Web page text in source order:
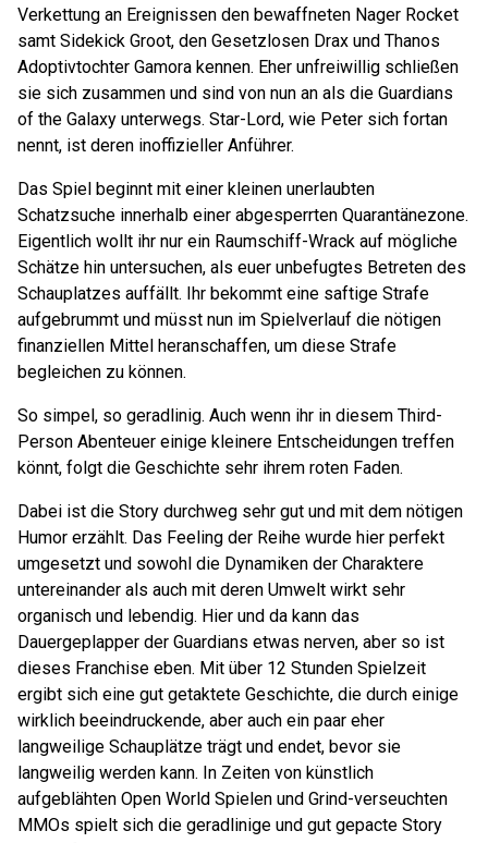
Verkettung an Ereignissen den bewaffneten Nager Rocket
samt Sidekick Groot, den Gesetzlosen Drax und Thanos
Adoptivtochter Gamora kennen. Eher unfreiwillig schließen
sie sich zusammen und sind von nun an als die Guardians
of the Galaxy unterwegs. Star-Lord, wie Peter sich fortan
nennt, ist deren inoffizieller Anführer.
Das Spiel beginnt mit einer kleinen unerlaubten
Schatzsuche innerhalb einer abgesperrten Quarantänezone.
Eigentlich wollt ihr nur ein Raumschiff-Wrack auf mögliche
Schätze hin untersuchen, als euer unbefugtes Betreten des
Schauplatzes auffällt. Ihr bekommt eine saftige Strafe
aufgebrummt und müsst nun im Spielverlauf die nötigen
finanziellen Mittel heranschaffen, um diese Strafe
begleichen zu können.
So simpel, so geradlinig. Auch wenn ihr in diesem Third-
Person Abenteuer einige kleinere Entscheidungen treffen
könnt, folgt die Geschichte sehr ihrem roten Faden.
Dabei ist die Story durchweg sehr gut und mit dem nötigen
Humor erzählt. Das Feeling der Reihe wurde hier perfekt
umgesetzt und sowohl die Dynamiken der Charaktere
untereinander als auch mit deren Umwelt wirkt sehr
organisch und lebendig. Hier und da kann das
Dauergeplapper der Guardians etwas nerven, aber so ist
dieses Franchise eben. Mit über 12 Stunden Spielzeit
ergibt sich eine gut getaktete Geschichte, die durch einige
wirklich beeindruckende, aber auch ein paar eher
langweilige Schauplätze trägt und endet, bevor sie
langweilig werden kann. In Zeiten von künstlich
aufgeblähten Open World Spielen und Grind-verseuchten
MMOs spielt sich die geradlinige und gut gepacte Story